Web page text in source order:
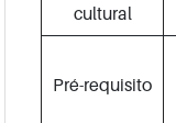
cultural
Pré-requisito